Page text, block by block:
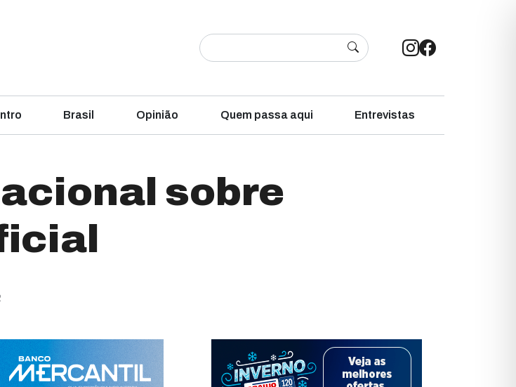
Brasil Opinião Quem passa aqui Entrevistas
sobre